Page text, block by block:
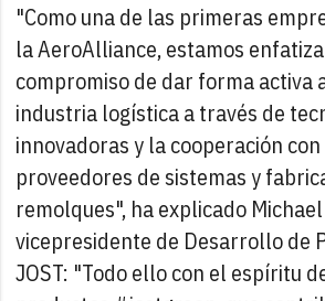
"Como una de las primeras
la AeroAlliance, estamos
compromiso de dar forma activa
industria logística a través de
innovadoras y la cooperación
proveedores de sistemas y
remolques", ha explicado
vicepresidente de Desarrollo de
JOST: "Todo ello con el espíritu